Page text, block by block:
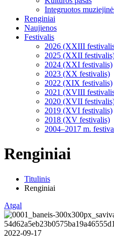
Integruotos
Renginiai
Naujienos
Festivalis
2026 (XXIII
2025 (XXII
2024 (XXI festivalis)
2023 (XX festivalis)
2022 (XIX festivalis)
2021 (XVIII
2020 (XVII
2019 (XVI festivalis)
2018 (XV festivalis)
2004–2017 m.
Renginiai
Titulinis
Renginiai
Atgal
2022-09-17